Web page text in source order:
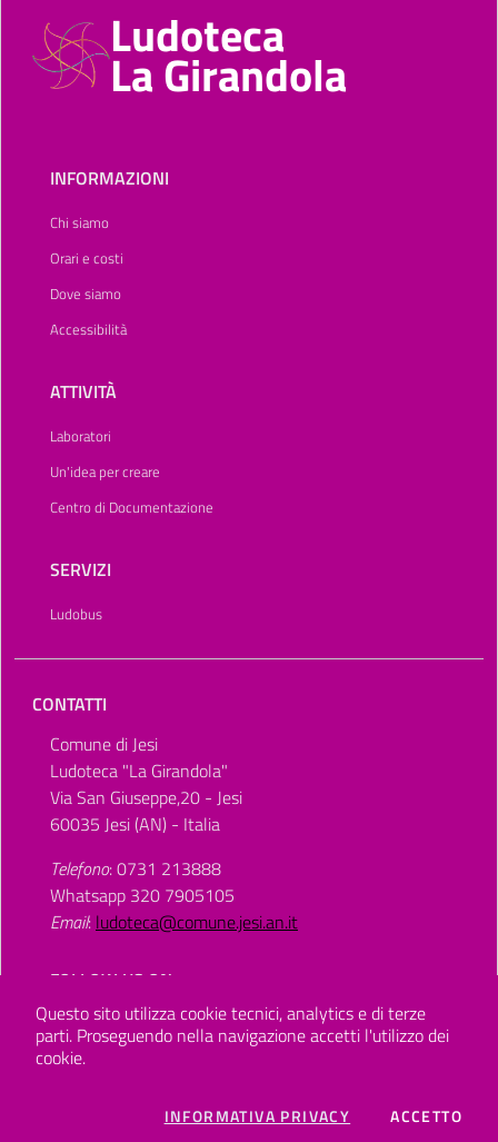
Ludoteca
La Girandola
INFORMAZIONI
Chi siamo
Orari e costi
Dove siamo
Accessibilità
ATTIVITÀ
Laboratori
Un'idea per creare
Centro di Documentazione
SERVIZI
Ludobus
CONTATTI
Comune di Jesi
Ludoteca "La Girandola"
Via San Giuseppe,20 - Jesi
60035 Jesi (AN) - Italia
Telefono: 0731 213888
Whatsapp 320 7905105
Email: ludoteca@comune.jesi.an.it
FOLLOW US ON
Questo sito utilizza cookie tecnici, analytics e di terze
parti. Proseguendo nella navigazione accetti l'utilizzo dei
cookie.
INFORMATIVA PRIVACY COOKIESACCETTOI